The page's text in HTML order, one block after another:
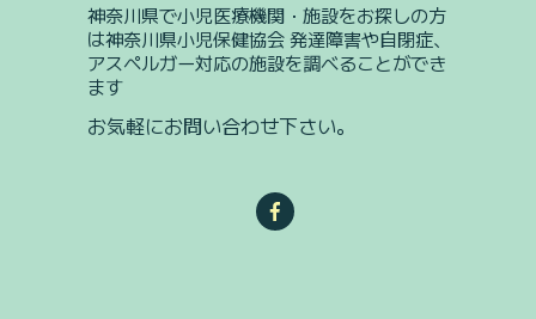
神奈川県で小児医療機関・施設をお探しの方
は神奈川県小児保健協会 発達障害や自閉症、
アスペルガー対応の施設を調べることができ
ます
お気軽にお問い合わせ下さい。
Facebook